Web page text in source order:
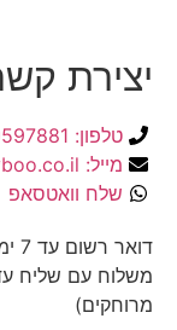
יצירת
טלפון: 052-9597881
מייל: info@bunnyboo.co.il
שלח וואטסאפ
דואר רשום עד 7 ימי עסקים
מרוחקים)